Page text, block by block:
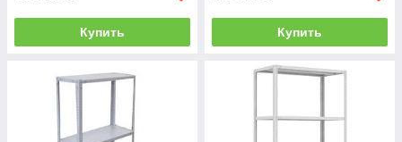
Купить Купить